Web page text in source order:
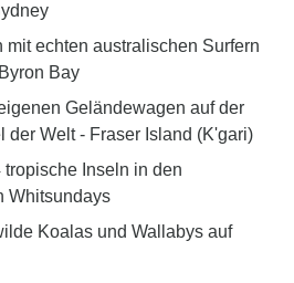
mit echten australischen Surfern
Bay
Geländewagen auf der
der Welt - Fraser Island (K'gari)
Inseln in den
Whitsundays
Koalas und Wallabys auf